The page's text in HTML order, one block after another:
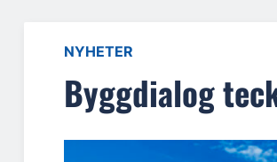
NYHETER
Byggdialog